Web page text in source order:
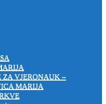
ZA VJERONAUK –
MARIJA